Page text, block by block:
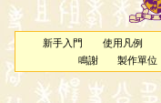
新手入門 使用凡例
鳴謝
製作單位